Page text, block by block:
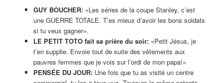
GUY BOUCHER: «Les séries de la coupe Stanley, c’est
une GUERRE TOTALE. T’es mieux d’avoir les bons soldats
si tu veux gagner».
LE PETIT TOTO fait sa prière du soir:«Petit Jésus, je
t’en supplie. Envoie tout de suite des vêtements aux
pauvres femmes que je vois sur l’ordi de mon papa!»
PENSÉE DU JOUR: Une fois que tu as visité un centre